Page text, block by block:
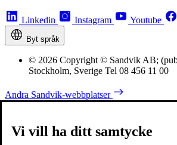
Linkedin Instagram Youtube
Byt språk
© 2026 Copyright © Sandvik AB;
Stockholm, Sverige Tel 08 456 11 00
Andra Sandvik-webbplatser
Vi vill ha ditt samtycke